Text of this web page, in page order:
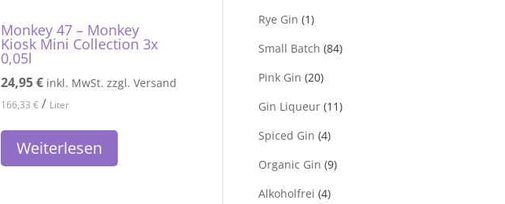
Monkey 47 – Monkey
Kiosk Mini Collection 3x
0,05l
24,95€ inkl. MwSt. zzgl. Versand
166,33 €/ Liter
Weiterlesen
Rye Gin (1)
Small Batch (84)
Pink Gin (20)
Gin Liqueur (11)
Spiced Gin (4)
Organic Gin (9)
Alkoholfrei (4)